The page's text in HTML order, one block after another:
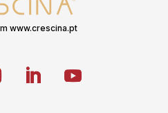
www.crescina.pt